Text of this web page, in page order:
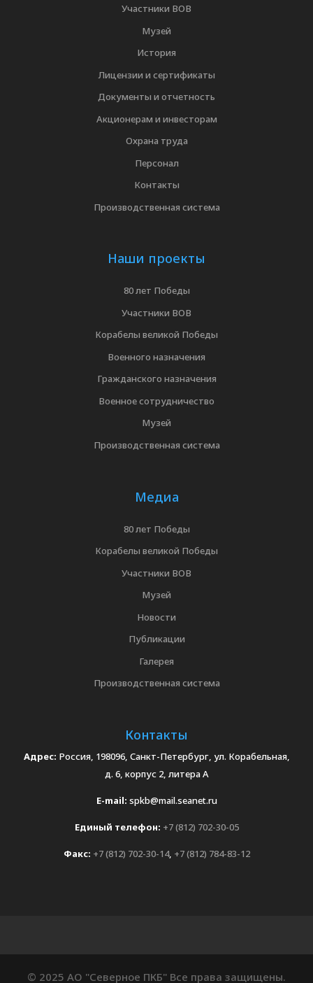
Участники ВОВ
Музей
История
Лицензии и сертификаты
Документы и отчетность
Акционерам и инвесторам
Охрана труда
Персонал
Контакты
Производственная система
Наши проекты
80 лет Победы
Участники ВОВ
Корабелы великой Победы
Военного назначения
Гражданского назначения
Военное сотрудничество
Музей
Производственная система
Медиа
80 лет Победы
Корабелы великой Победы
Участники ВОВ
Музей
Новости
Публикации
Галерея
Производственная система
Контакты
Адрес: Россия, 198096, Санкт-Петербург, ул. Корабельная,
д. 6, корпус 2, литера А
E-mail: spkb@mail.seanet.ru
Единый телефон: +7 (812) 702-30-05
Факс: +7 (812) 702-30-14, +7 (812) 784-83-12
© 2025 АО "Северное ПКБ" Все права защищены.